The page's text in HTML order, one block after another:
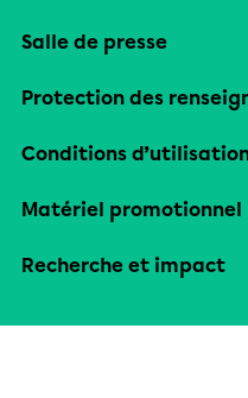
Salle de presse
Protection des
Conditions
Matériel promotionnel
Recherche et impact